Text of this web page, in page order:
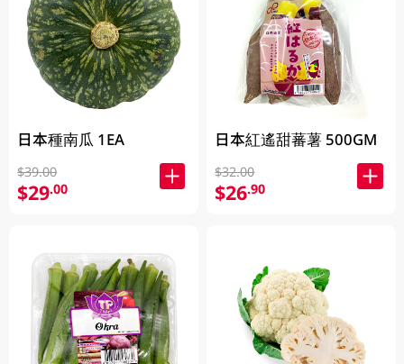
日本種南瓜 1EA
$39.00
$29.00
日本紅遙甜蕃薯 500GM
$32.00
$26.90